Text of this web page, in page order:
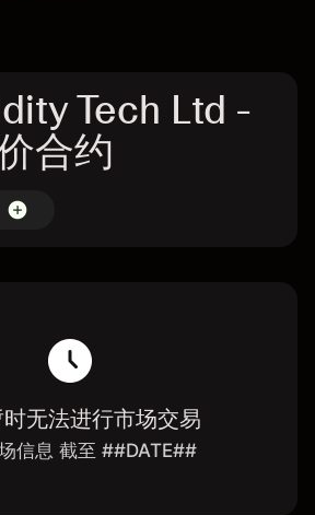
Tech Ltd -
合约
无法进行市场交易
信息 截至 ##DATE##